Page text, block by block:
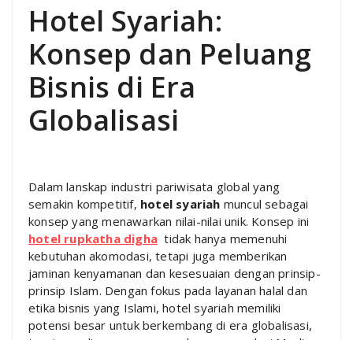
Hotel Syariah:
Konsep dan Peluang
Bisnis di Era
Globalisasi
Dalam lanskap industri pariwisata global yang
semakin kompetitif, hotel syariah muncul sebagai
konsep yang menawarkan nilai-nilai unik. Konsep ini
hotel rupkatha digha tidak hanya memenuhi
kebutuhan akomodasi, tetapi juga memberikan
jaminan kenyamanan dan kesesuaian dengan prinsip-
prinsip Islam. Dengan fokus pada layanan halal dan
etika bisnis yang Islami, hotel syariah memiliki
potensi besar untuk berkembang di era globalisasi,